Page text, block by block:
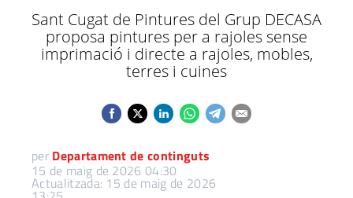
Sant Cugat de Pintures del Grup DECASA
proposa pintures per a rajoles sense
imprimació i directe a rajoles, mobles,
terres i cuines
per Departament de continguts
15 de maig de 2026 04:30
Actualitzada: 15 de maig de 2026